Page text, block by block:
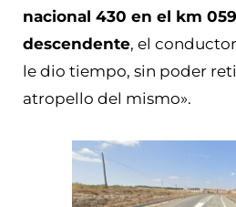
nacional 430 en el km
descendente, el
le dio tiempo, sin poder
atropello del mismo».